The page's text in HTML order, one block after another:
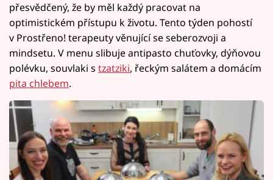
přesvědčený, že by měl každý pracovat na
optimistickém přístupu k životu. Tento týden pohostí
v Prostřeno! terapeuty věnující se seberozvoji a
mindsetu. V menu slibuje antipasto chuťovky, dýňovou
polévku, souvlaki s tzatziki, řeckým salátem a domácím
pita chlebem.